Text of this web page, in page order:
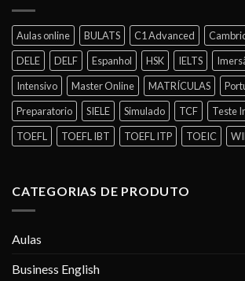
Aulas online BULATS C1 Advanced
DELE
DELF Espanhol HSK IELTS
Intensivo
Master Online MATRÍCULAS
Preparatorio
SIELE Simulado TCF Teste
TOEFL
TOEFL IBT TOEFL ITP TOEIC
CATEGORIAS DE PRODUTO
Aulas
Business English